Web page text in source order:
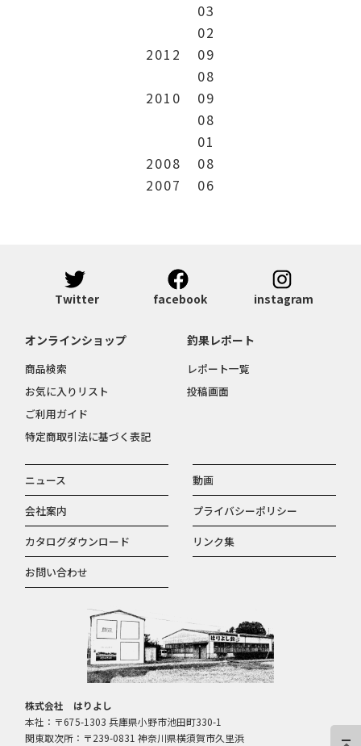
03
02
2012
09
08
2010
09
08
01
2008
08
2007
06
Twitter facebook instagram
株式会社 はりよし
本社：〒675-1303 兵庫県小野市池田町330-1
関東取次所：〒239-0831 神奈川県横須賀市久里浜
ニュース
動画
会社案内
プライバシーポリシー
カタログダウンロード
リンク集
お問い合わせ
オンラインショップ
商品検索
お気に入りリスト
ご利用ガイド
特定商取引法に基づく表記
釣果レポート
レポート一覧
投稿画面